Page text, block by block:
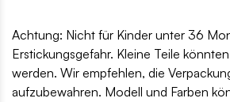
Achtung: Nicht für Kinder unter 36
Erstickungsgefahr. Kleine Teile
werden. Wir empfehlen, die
aufzubewahren. Modell und Farben